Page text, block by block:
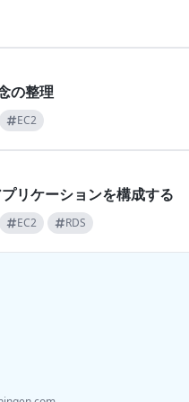
の整理
EC2
リケーションを構成する
EC2 RDS